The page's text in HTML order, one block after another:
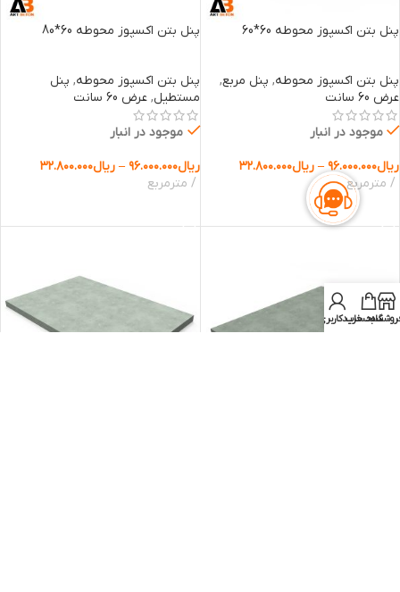
پنل بتن اکسپوز محوطه 60*60
پنل بتن اکسپوز محوطه, پنل مربع,
عرض 60 سانت
موجود در انبار
ریال۹۶.۰۰۰.۰۰۰ – ریال۳۲.۸۰۰.۰۰۰
مترمربع
انتخاب گزینه ها
پنل بتن اکسپوز محوطه 60*80
پنل بتن اکسپوز محوطه, پنل
مستطیل, عرض 60 سانت
موجود در انبار
ریال۹۶.۰۰۰.۰۰۰ – ریال۳۲.۸۰۰.۰۰۰
مترمربع
سبد خرید
حساب کاربری من